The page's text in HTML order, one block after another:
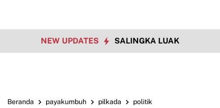
NEW UPDATES SALINGKA LUAK
Beranda payakumbuh pilkada politik